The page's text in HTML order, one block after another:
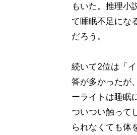
もいた。推理小
て睡眠不足にな
だろう。
続いて2位は「
答が多かったが
ーライトは睡眠
ついつい触って
られなくても体